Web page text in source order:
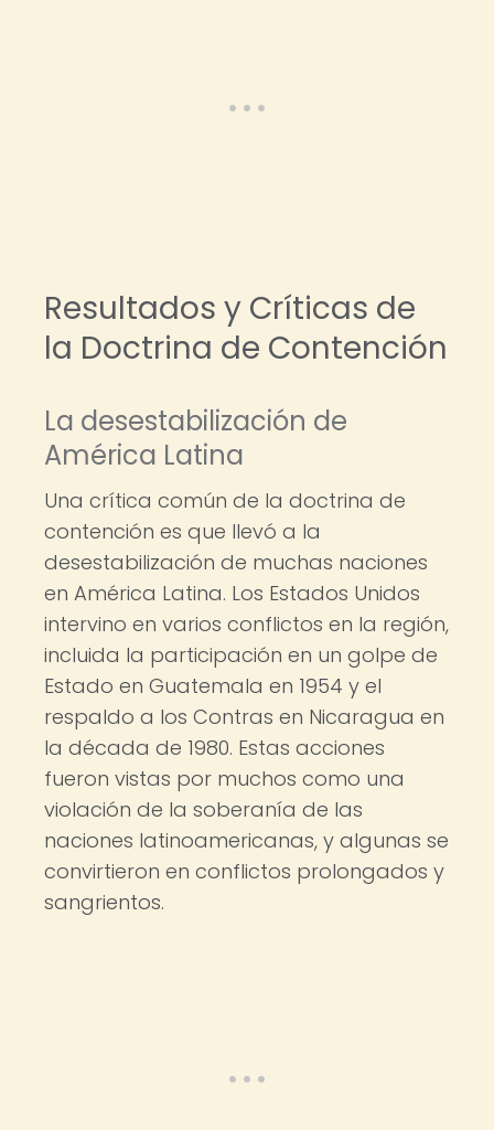
Resultados y Críticas de
la Doctrina de Contención
La desestabilización de
América Latina
Una crítica común de la doctrina de
contención es que llevó a la
desestabilización de muchas naciones
en América Latina. Los Estados Unidos
intervino en varios conflictos en la región,
incluida la participación en un golpe de
Estado en Guatemala en 1954 y el
respaldo a los Contras en Nicaragua en
la década de 1980. Estas acciones
fueron vistas por muchos como una
violación de la soberanía de las
naciones latinoamericanas, y algunas se
convirtieron en conflictos prolongados y
sangrientos.